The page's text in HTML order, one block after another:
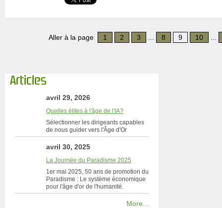
Aller à la page 1 2 3 8 9 10
Articles
avril 29, 2026
Quelles élites à l'âge de l'IA?
Sélectionner les dirigeants capables
de nous guider vers l'Âge d'Or
avril 30, 2025
La Journée du Paradisme 2025
1er mai 2025, 50 ans de promotion du
Paradisme : Le système économique
pour l'âge d'or de l'humanité.
More...